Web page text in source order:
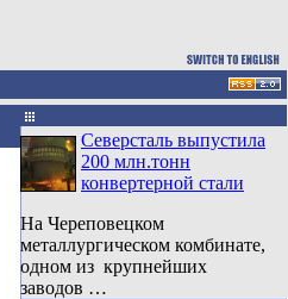
Северсталь выпустила
200 млн.тонн
конвертерной стали
На Череповецком
металлургическом комбинате,
одном из крупнейших
заводов …